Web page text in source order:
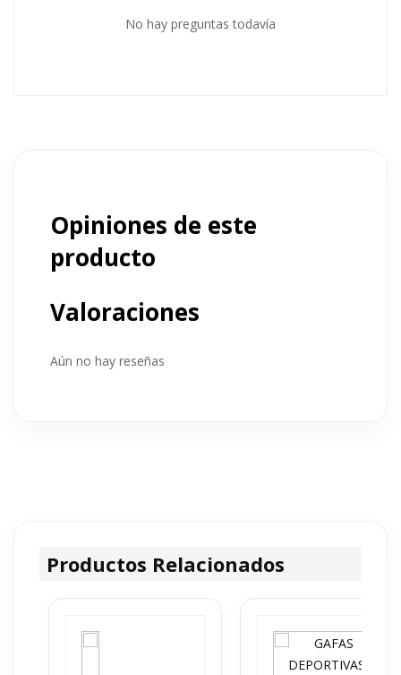
No hay preguntas todavía
Opiniones de este
producto
Valoraciones
Aún no hay reseñas
Productos Relacionados